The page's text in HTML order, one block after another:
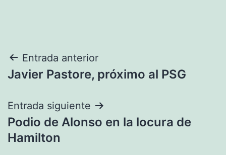
Navegación
de
entradas
Entrada anterior
Javier Pastore, próximo al PSG
Entrada siguiente
Podio de Alonso en la locura de
Hamilton